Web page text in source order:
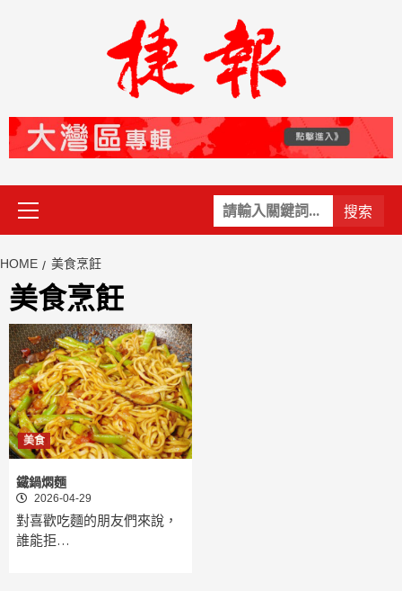
關
鍵
Primary
Menu
HOME 美食烹飪
美食烹飪
美食
鐵鍋燜麵
2026-04-29
對喜歡吃麵的朋友們來說，
誰能拒…